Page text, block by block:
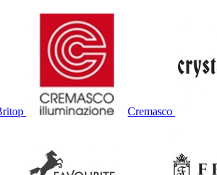
Cremasco